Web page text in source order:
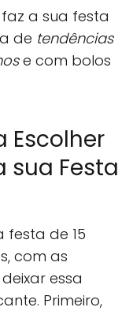
a sua festa
de tendências
e com bolos
Escolher
sua Festa
festa de 15
com as
essa
Primeiro,